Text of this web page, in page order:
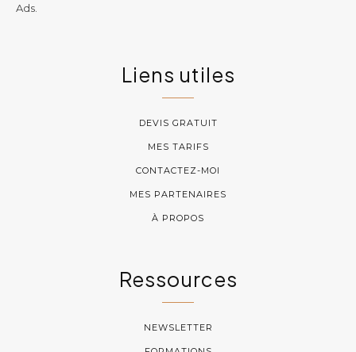
Ads.
Liens utiles
DEVIS GRATUIT
MES TARIFS
CONTACTEZ-MOI
MES PARTENAIRES
À PROPOS
Ressources
NEWSLETTER